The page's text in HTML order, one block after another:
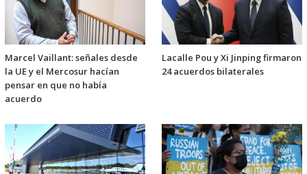
Marcel Vaillant: señales desde
la UE y el Mercosur hacían
pensar en que no había
acuerdo
Lacalle Pou y Xi Jinping firmaron
24 acuerdos bilaterales